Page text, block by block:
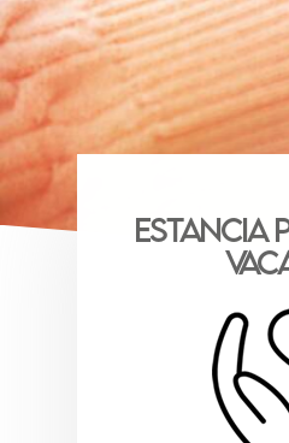
Estancia